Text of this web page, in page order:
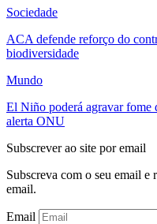
Sociedade
ACA defende reforço do
biodiversidade
Mundo
El Niño poderá agravar fome
alerta ONU
Subscrever ao site por email
Subscreva com o seu email e
email.
Email